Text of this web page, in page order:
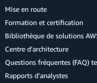
Mise en route
Formation et certification
Bibliothèque de solutions
Centre d'architecture
Questions fréquentes (FAQ)
Rapports d'analystes